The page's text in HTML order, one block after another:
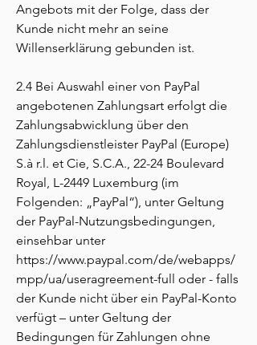
Angebots mit der Folge, dass der
Kunde nicht mehr an seine
Willenserklärung gebunden ist.
2.4 Bei Auswahl einer von PayPal
angebotenen Zahlungsart erfolgt die
Zahlungsabwicklung über den
Zahlungsdienstleister PayPal (Europe)
S.à r.l. et Cie, S.C.A., 22-24 Boulevard
Royal, L-2449 Luxemburg (im
Folgenden: „PayPal“), unter Geltung
der PayPal-Nutzungsbedingungen,
einsehbar unter
https://www.paypal.com/de/webapps/
mpp/ua/useragreement-full oder - falls
der Kunde nicht über ein PayPal-Konto
verfügt – unter Geltung der
Bedingungen für Zahlungen ohne